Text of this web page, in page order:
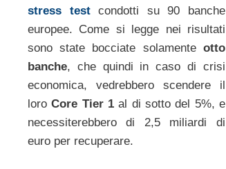
stress testcondotti su 90 banche
europee. Come si legge nei risultati
sono state bocciate solamente otto
banche, che quindi in caso di crisi
economica, vedrebbero scendere il
loroCore Tier 1 al di sotto del 5%, e
necessiterebbero di 2,5 miliardi di
euro per recuperare.